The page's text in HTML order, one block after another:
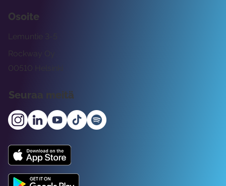
Osoite
Rockway Oy
Lemuntie 3-5
00510 Helsinki
Seuraa meitä